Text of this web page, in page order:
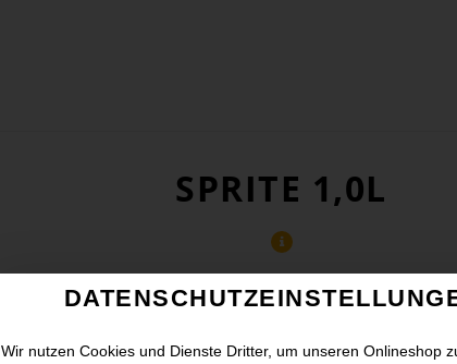
SPRITE 1,0L
Wir nutzen Cookies und Dienste Dritter, um unseren Onlineshop